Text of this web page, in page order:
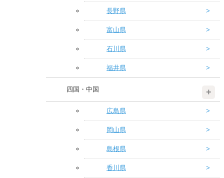
長野県
富山県
石川県
福井県
四国・中国
広島県
岡山県
島根県
香川県